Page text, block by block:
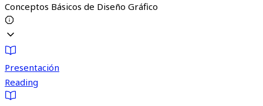
Conceptos Básicos de Diseño Gráfico
Presentación
Reading